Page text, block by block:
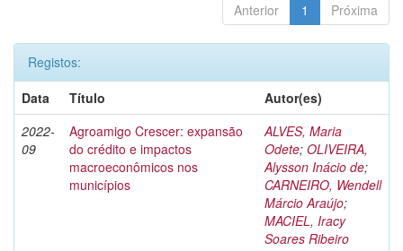
Anterior 1 Próxima
Registos:
Data
Título
Autor(es)
2022-
09
Agroamigo Crescer: expansão
do crédito e impactos
macroeconômicos nos
municípios
ALVES, Maria
Odete; OLIVEIRA,
Alysson Inácio de;
CARNEIRO, Wendell
Márcio Araújo;
MACIEL, Iracy
Soares Ribeiro